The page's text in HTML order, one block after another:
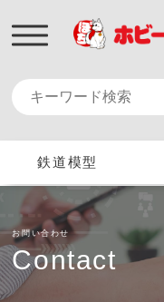
鉄道模型
お問い合わせ
Contact